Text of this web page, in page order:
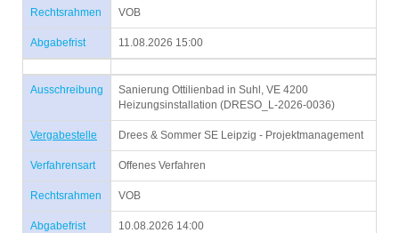
Rechtsrahmen VOB
Abgabefrist 11.08.2026 15:00
Ausschreibung
Sanierung Ottilienbad in Suhl, VE 4200
Heizungsinstallation (DRESO_L-2026-0036)
Vergabestelle Drees & Sommer SE Leipzig - Projektmanagement
Verfahrensart Offenes Verfahren
Rechtsrahmen VOB
Abgabefrist 10.08.2026 14:00